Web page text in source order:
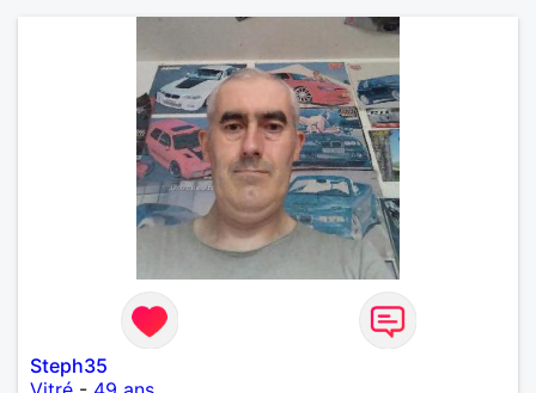
autant être trop locace. Je suis bourré de qualités
avec très peu de défauts. Je suis altruiste,
bienveillant, empathique, attentionné, honnête,
respectueux, doux de caractère et compréhensif : je
laisse « glisser » beaucoup de choses. Mais ne vous
m’éprenez pas Mesdames, si une personne que
j’aime me trahit une fois, il n’y aura pas de seconde
chance et je l’effacerai à « vitam eternam ».
Néanmoins, je suis un tout petit peu maniaque ainsi
qu’impatient. J’essaye de faire des efforts. Rien de
bien dramatique ! Du moins je le pense……Je suis un
homme facile à vivre. À vous si vous le souhaitez,
d’apprendre à me connaître davantage. J’en serai
ravi….A très bientôt je l’espère.
Steph35